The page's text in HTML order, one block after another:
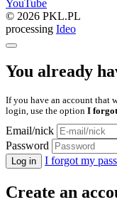
YouTube
© 2026 PKL.PL
processing Ideo
You already
If you have an account that
login, use the option I
Email/nick
Password
Log in I forgot my
Create an